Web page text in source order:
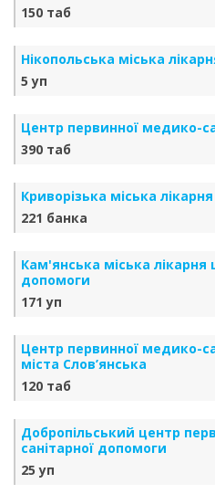
150 таб
Нікопольська міська
5 уп
Центр первинної медико-
390 таб
Криворізька міська
221 банка
Кам'янська міська
допомоги
171 уп
Центр первинної медико-
міста Слов’янська
120 таб
Добропільський центр
санітарної допомоги
25 уп